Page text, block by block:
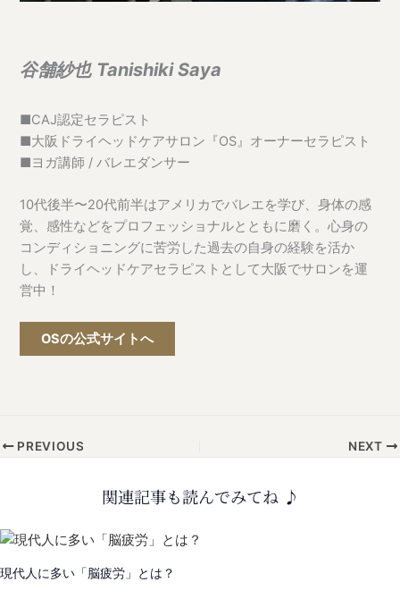
谷舗紗也 Tanishiki Saya
■CAJ認定セラピスト
■大阪ドライヘッドケアサロン『OS』オーナーセラピスト
■ヨガ講師 / バレエダンサー
10代後半〜20代前半はアメリカでバレエを学び、身体の感
覚、感性などをプロフェッショナルとともに磨く。心身の
コンディショニングに苦労した過去の自身の経験を活か
し、ドライヘッドケアセラピストとして大阪でサロンを運
営中！
OSの公式サイトへ
PREVIOUS NEXT
関連記事も読んでみてね ♪
現代人に多い「脳疲労」とは？